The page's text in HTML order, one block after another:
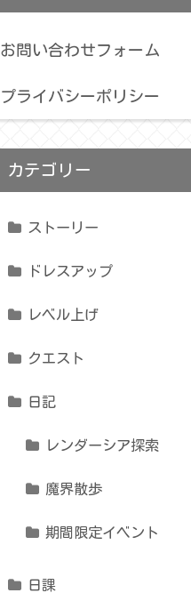
お問い合わせフォーム
プライバシーポリシー
カテゴリー
ストーリー
ドレスアップ
レベル上げ
クエスト
日記
レンダーシア探索
魔界散歩
期間限定イベント
日課